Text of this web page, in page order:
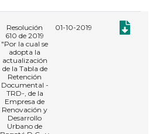
Resolución
610 de 2019
"Por la cual se
adopta la
actualización
de la Tabla de
Retención
Documental -
TRD-, de la
Empresa de
Renovación y
Desarrollo
Urbano de
01-10-2019